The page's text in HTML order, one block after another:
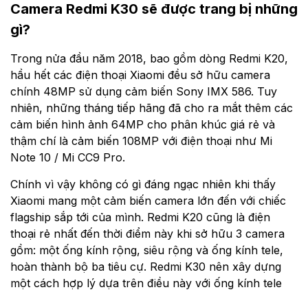
Camera Redmi K30 sẽ được trang bị những
gì?
Trong nửa đầu năm 2018, bao gồm dòng Redmi K20,
hầu hết các điện thoại Xiaomi đều sở hữu camera
chính 48MP sử dụng cảm biến Sony IMX 586. Tuy
nhiên, những tháng tiếp hãng đã cho ra mắt thêm các
cảm biến hình ảnh 64MP cho phân khúc giá rẻ và
thậm chí là cảm biến 108MP với điện thoại như Mi
Note 10 / Mi CC9 Pro.
Chính vì vậy không có gì đáng ngạc nhiên khi thấy
Xiaomi mang một cảm biến camera lớn đến với chiếc
flagship sắp tới của mình. Redmi K20 cũng là điện
thoại rẻ nhất đến thời điểm này khi sở hữu 3 camera
gồm: một ống kính rộng, siêu rộng và ống kính tele,
hoàn thành bộ ba tiêu cự. Redmi K30 nên xây dựng
một cách hợp lý dựa trên điều này với ống kính tele